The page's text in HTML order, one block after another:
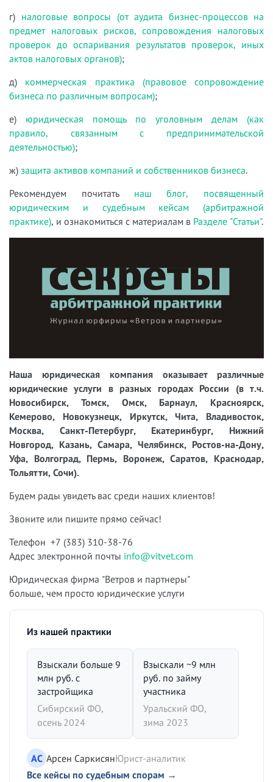
г) налоговые вопросы (от аудита бизнес-процессов на
предмет налоговых рисков, сопровождения налоговых
проверок до оспаривания результатов проверок, иных
актов налоговых органов);
д) коммерческая практика (правовое сопровождение
бизнеса по различным вопросам);
е) юридическая помощь по уголовным делам (как
правило, связанным с предпринимательской
деятельностью);
ж) защита активов компаний и собственников бизнеса.
Рекомендуем почитать наш блог, посвященный
юридическим и судебным кейсам (арбитражной
практике), и ознакомиться с материалам в Разделе "Статьи".
Наша юридическая компания оказывает различные
юридические услуги в разных городах России (в т.ч.
Новосибирск, Томск, Омск, Барнаул, Красноярск,
Кемерово, Новокузнецк, Иркутск, Чита, Владивосток,
Москва, Санкт-Петербург, Екатеринбург, Нижний
Новгород, Казань, Самара, Челябинск, Ростов-на-Дону,
Уфа, Волгоград, Пермь, Воронеж, Саратов, Краснодар,
Тольятти, Сочи).
Будем рады увидеть вас среди наших клиентов!
Звоните или пишите прямо сейчас!
Телефон +7 (383) 310-38-76
Адрес электронной почты info@vitvet.com
Юридическая фирма "Ветров и партнеры"
больше, чем просто юридические услуги
Из нашей практики
Взыскали больше 9
млн руб. с
застройщика
Сибирский ФО,
осень 2024
Взыскали ~9 млн
руб. по займу
участника
Уральский ФО,
зима 2023
АС Арсен СаркисянЮрист-аналитик
Все кейсы по судебным спорам →